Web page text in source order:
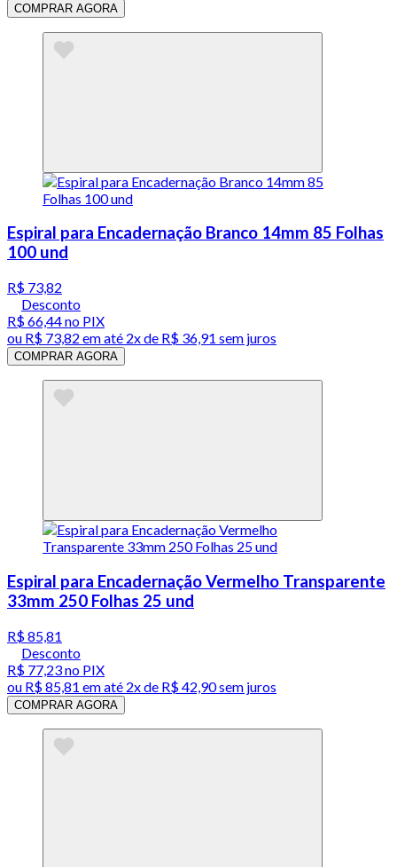
COMPRAR AGORA
Espiral para Encadernação Branco 14mm 85 Folhas
100 und
R$ 73,82
Desconto
R$ 66,44no PIX
ou R$ 73,82 em até 2x de R$ 36,91 sem juros
COMPRAR AGORA
Espiral para Encadernação Vermelho Transparente
33mm 250 Folhas 25 und
R$ 85,81
Desconto
R$ 77,23no PIX
ou R$ 85,81 em até 2x de R$ 42,90 sem juros
COMPRAR AGORA